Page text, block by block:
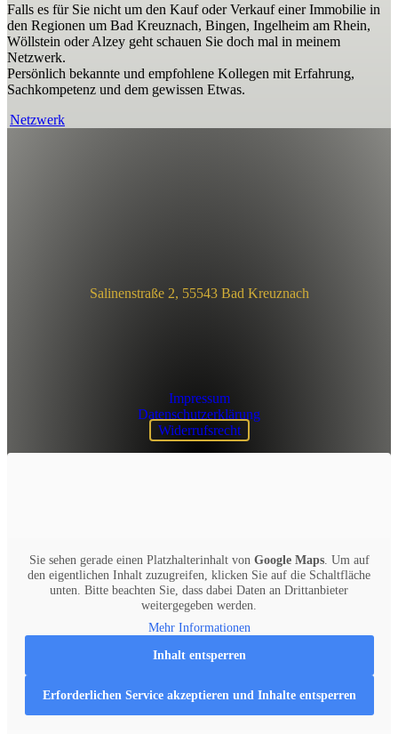
Falls es für Sie nicht um den Kauf oder Verkauf einer Immobilie in
den Regionen um Bad Kreuznach, Bingen, Ingelheim am Rhein,
Wöllstein oder Alzey geht schauen Sie doch mal in meinem
Netzwerk.
Persönlich bekannte und empfohlene Kollegen mit Erfahrung,
Sachkompetenz und dem gewissen Etwas.
Netzwerk
Salinenstraße 2, 55543 Bad Kreuznach
Impressum
Datenschutzerklärung
Widerrufsrecht
Sie sehen gerade einen Platzhalterinhalt von Google Maps. Um auf
den eigentlichen Inhalt zuzugreifen, klicken Sie auf die Schaltfläche
unten. Bitte beachten Sie, dass dabei Daten an Drittanbieter
weitergegeben werden.
Mehr Informationen
Inhalt entsperren
Erforderlichen Service akzeptieren und Inhalte entsperren